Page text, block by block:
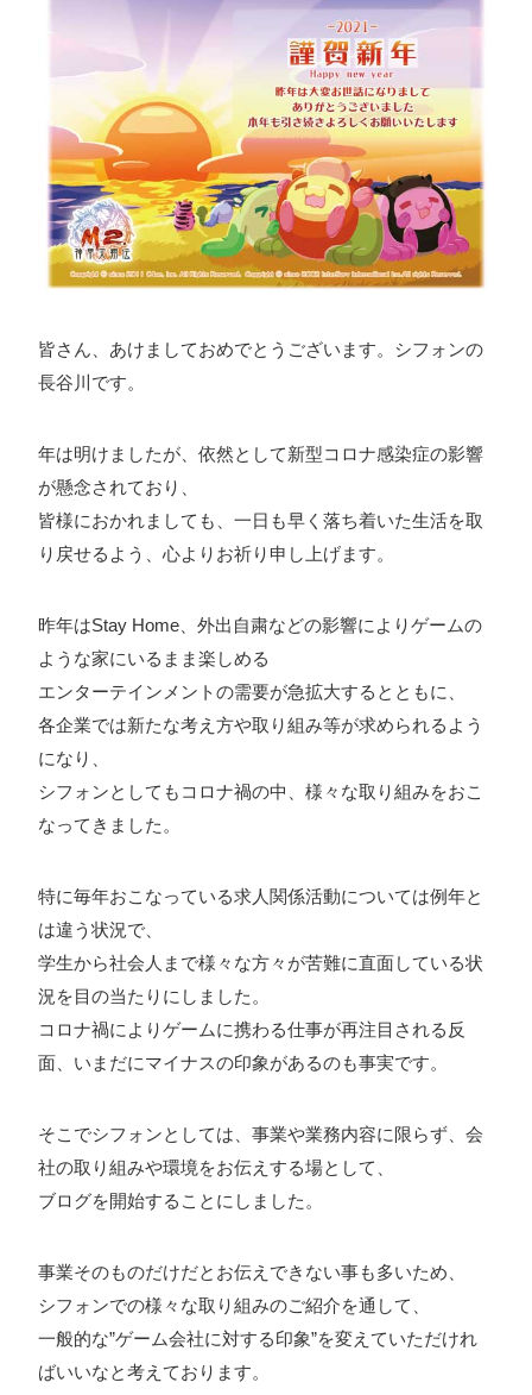
# TAGs ハッシュタグ
#22卒 #23卒 #24卒 #24卒・就活 #25卒 #26卒
#27卒 #28卒 #2D・3Dデザイナー #M2 #M2神甲天翔
ムドライブ就活ちゃんねる #ゲーム会社 #ゲーム開発
ォン国勢調査 #ソーシャルゲーム・ソシャゲ #チケットレ
ストラン #デザイナー
ログラム愛 #ゆるめの日常 #中途採用 #事業内容 #事業
実績 #事業紹介 #仕事紹介 #企業理念 #企画
言 #健康優良法人 #入社式
PM #制作進行・進行管理・ゲームPM #勉強会 #受託
受託事業 #完全に理解した #就活 #就活ちゃんねる #年
末年始
サービス #行事 #選考 #面接
〒101-0047
東京都千代田区内神田2-12-5 内山ビル 3F
GoogleMaps
プライバシーポリシー
ソーシャルメディアガイドライン
皆さん、あけましておめでとうございます。シフォンの
長谷川です。
年は明けましたが、依然として新型コロナ感染症の影響
が懸念されており、
皆様におかれましても、一日も早く落ち着いた生活を取
り戻せるよう、心よりお祈り申し上げます。
昨年はStay Home、外出自粛などの影響によりゲームの
ような家にいるまま楽しめる
エンターテインメントの需要が急拡大するとともに、
各企業では新たな考え方や取り組み等が求められるよう
になり、
シフォンとしてもコロナ禍の中、様々な取り組みをおこ
なってきました。
特に毎年おこなっている求人関係活動については例年と
は違う状況で、
学生から社会人まで様々な方々が苦難に直面している状
況を目の当たりにしました。
コロナ禍によりゲームに携わる仕事が再注目される反
面、いまだにマイナスの印象があるのも事実です。
そこでシフォンとしては、事業や業務内容に限らず、会
社の取り組みや環境をお伝えする場として、
ブログを開始することにしました。
事業そのものだけだとお伝えできない事も多いため、
シフォンでの様々な取り組みのご紹介を通して、
一般的な”ゲーム会社に対する印象”を変えていただけれ
ばいいなと考えております。